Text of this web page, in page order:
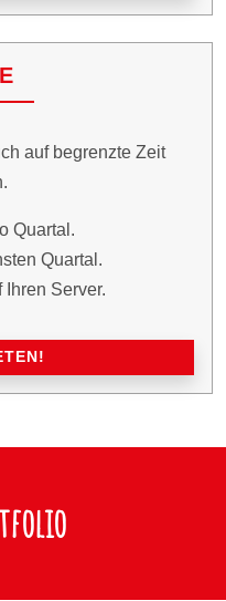
auf begrenzte Zeit
Quartal.
Quartal.
Server.